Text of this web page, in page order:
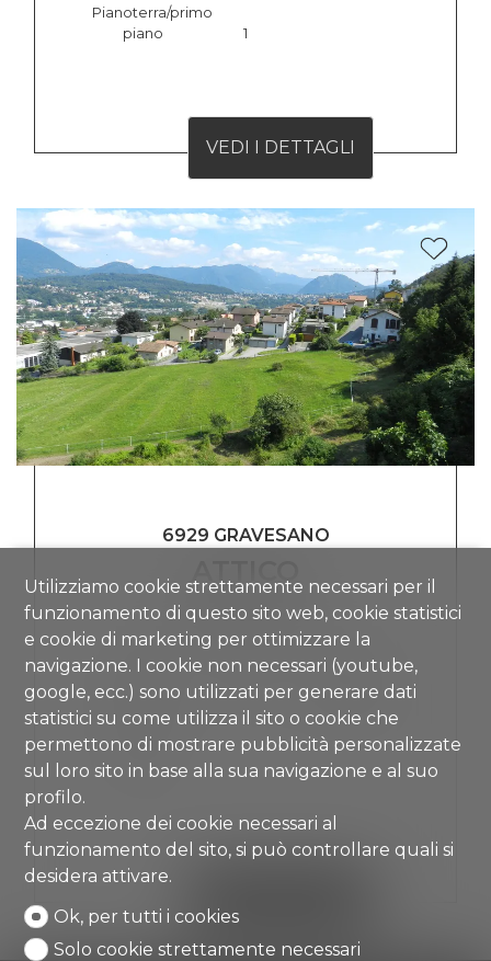
Pianoterra/primo
piano
1
VEDI I DETTAGLI
6929 GRAVESANO
CHF 2'800.-/mese
~ 220 m² Ultimo piano
3
Utilizziamo cookie strettamente necessari per il
funzionamento di questo sito web, cookie statistici
e cookie di marketing per ottimizzare la
navigazione. I cookie non necessari (youtube,
google, ecc.) sono utilizzati per generare dati
statistici su come utilizza il sito o cookie che
permettono di mostrare pubblicità personalizzate
sul loro sito in base alla sua navigazione e al suo
profilo.
Ad eccezione dei cookie necessari al
funzionamento del sito, si può controllare quali si
desidera attivare.
Ok, per tutti i cookies
Solo cookie strettamente necessari